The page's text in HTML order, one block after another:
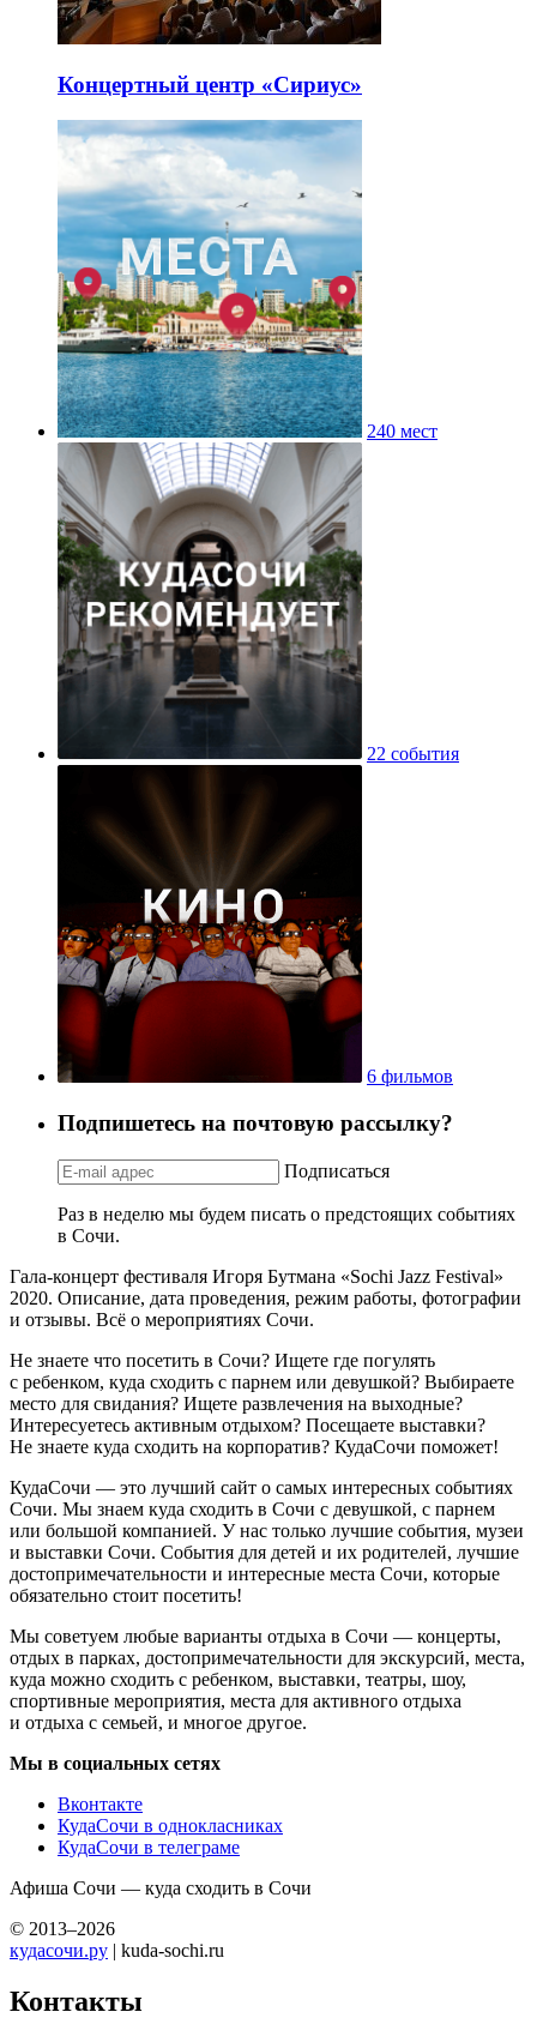
Концертный центр «Сириус»
240 мест
22 события
6 фильмов
Подпишетесь на почтовую рассылку?
Подписаться
Раз в неделю мы будем писать о предстоящих событиях
в Сочи.
Гала-концерт фестиваля Игоря Бутмана «Sochi Jazz Festival»
2020. Описание, дата проведения, режим работы, фотографии
и отзывы. Всё о мероприятиях Сочи.
Не знаете что посетить в Сочи? Ищете где погулять
с ребенком, куда сходить с парнем или девушкой? Выбираете
место для свидания? Ищете развлечения на выходные?
Интересуетесь активным отдыхом? Посещаете выставки?
Не знаете куда сходить на корпоратив? КудаСочи поможет!
КудаСочи — это лучший сайт о самых интересных событиях
Сочи. Мы знаем куда сходить в Сочи с девушкой, с парнем
или большой компанией. У нас только лучшие события, музеи
и выставки Сочи. События для детей и их родителей, лучшие
достопримечательности и интересные места Сочи, которые
обязательно стоит посетить!
Мы советуем любые варианты отдыха в Сочи — концерты,
отдых в парках, достопримечательности для экскурсий, места,
куда можно сходить с ребенком, выставки, театры, шоу,
спортивные мероприятия, места для активного отдыха
и отдыха с семьей, и многое другое.
Мы в социальных сетях
Вконтакте
КудаСочи в однокласниках
КудаСочи в телеграме
Афиша Сочи — куда сходить в Сочи
© 2013–2026
кудасочи.ру | kuda-sochi.ru
Контакты